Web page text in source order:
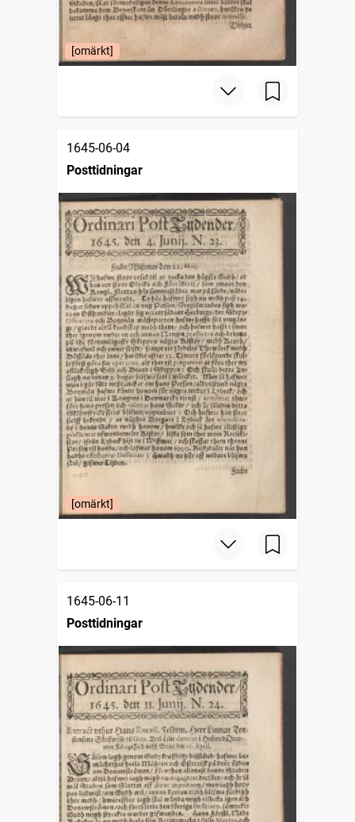
[omärkt]
1645-06-04
Posttidningar
[omärkt]
1645-06-11
Posttidningar